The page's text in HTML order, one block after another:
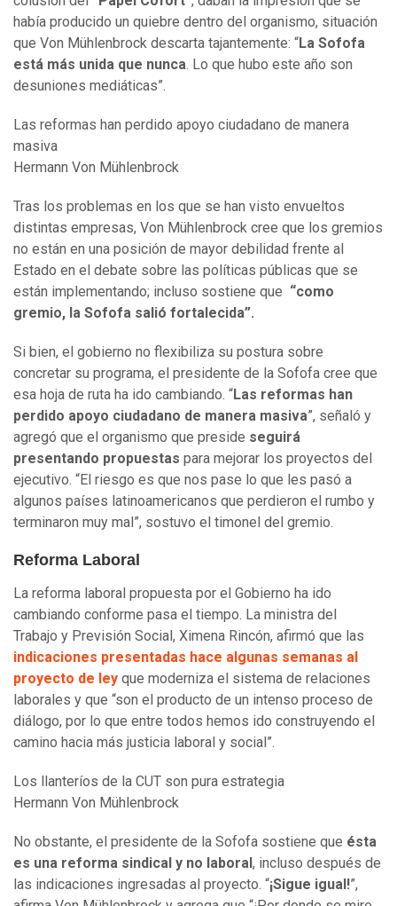
había producido un quiebre dentro del organismo, situación
que Von Mühlenbrock descarta tajantemente: “La Sofofa
está más unida que nunca. Lo que hubo este año son
desuniones mediáticas”.
Las reformas han perdido apoyo ciudadano de manera
masiva
Hermann Von Mühlenbrock
Tras los problemas en los que se han visto envueltos
distintas empresas, Von Mühlenbrock cree que los gremios
no están en una posición de mayor debilidad frente al
Estado en el debate sobre las políticas públicas que se
están implementando; incluso sostiene que “como
gremio, la Sofofa salió fortalecida”.
Si bien, el gobierno no flexibiliza su postura sobre
concretar su programa, el presidente de la Sofofa cree que
esa hoja de ruta ha ido cambiando. “Las reformas han
perdido apoyo ciudadano de manera masiva”, señaló y
agregó que el organismo que preside seguirá
presentando propuestas para mejorar los proyectos del
ejecutivo. “El riesgo es que nos pase lo que les pasó a
algunos países latinoamericanos que perdieron el rumbo y
terminaron muy mal”, sostuvo el timonel del gremio.
Reforma Laboral
La reforma laboral propuesta por el Gobierno ha ido
cambiando conforme pasa el tiempo. La ministra del
Trabajo y Previsión Social, Ximena Rincón, afirmó que las
indicaciones presentadas hace algunas semanas al
proyecto de ley que moderniza el sistema de relaciones
laborales y que “son el producto de un intenso proceso de
diálogo, por lo que entre todos hemos ido construyendo el
camino hacia más justicia laboral y social”.
Los llanteríos de la CUT son pura estrategia
Hermann Von Mühlenbrock
No obstante, el presidente de la Sofofa sostiene que ésta
es una reforma sindical y no laboral , incluso después de
las indicaciones ingresadas al proyecto. “¡Sigue igual!”,